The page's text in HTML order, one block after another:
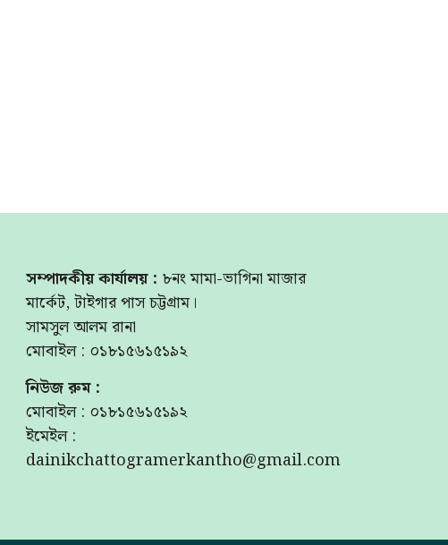
সম্পাদকীয় কার্যালয় : ৮নং মামা-ভাগিনা মাজার
মার্কেট, টাইগার পাস চট্টগ্রাম।
সামসুল আলম রানা
মোবাইল : ০১৮১৫৬১৫১৯২
নিউজ রুম :
মোবাইল : ০১৮১৫৬১৫১৯২
ইমেইল :
dainikchattogramerkantho@gmail.com